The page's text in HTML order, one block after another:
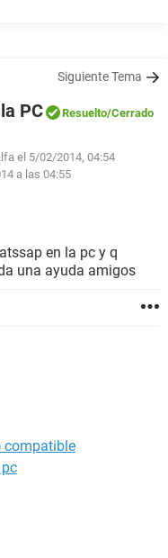
Siguiente Tema
PC Resuelto/Cerrado
el 5/02/2014, 04:54
a las 04:55
en la pc y q
una ayuda amigos
compatible